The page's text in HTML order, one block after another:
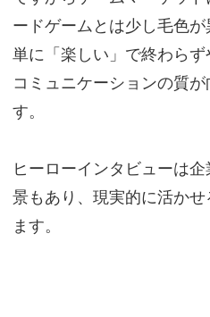
ードゲームとは少し毛色が
単に「楽しい」で終わら
コミュニケーションの質
す。
ヒーローインタビューは
景もあり、現実的に活か
ます。